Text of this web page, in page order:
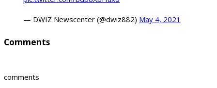
— DWIZ Newscenter (@dwiz882) May 4, 2021
Comments
comments